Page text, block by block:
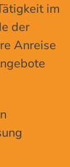
im
der
Anreise